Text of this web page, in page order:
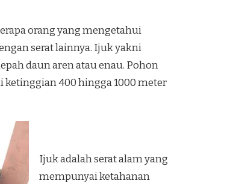
orang yang mengetahui
serat lainnya. Ijuk yakni
daun aren atau enau. Pohon
400 hingga 1000 meter
Ijuk adalah serat alam yang
mempunyai ketahanan